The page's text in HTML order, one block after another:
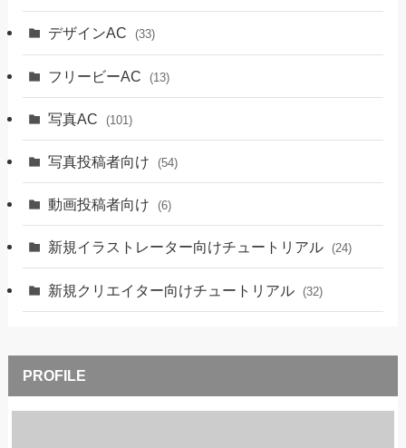
デザインAC (33)
フリービーAC (13)
写真AC (101)
写真投稿者向け (54)
動画投稿者向け (6)
新規イラストレーター向けチュートリアル (24)
新規クリエイター向けチュートリアル (32)